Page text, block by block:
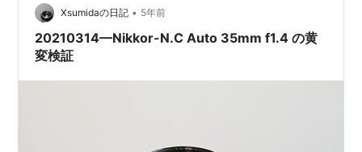
Xsumidaの日記 • 5年前
20210314—Nikkor-N.C Auto 35mm f1.4 の黄
変検証